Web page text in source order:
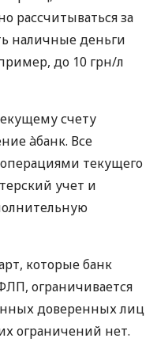
рассчитываться за
наличные деньги
до 10 грн/л
счету
àбанк. Все
текущего
учет и
которые банк
ограничивается
доверенных лиц
ограничений нет.